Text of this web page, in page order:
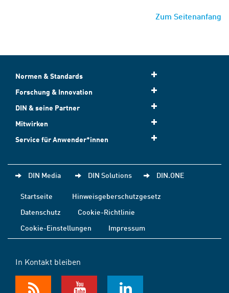
Zum Seitenanfang
Normen & Standards
Forschung & Innovation
DIN & seine Partner
Mitwirken
Service für Anwender*innen
DIN Media DIN Solutions DIN.ONE
Startseite
Hinweisgeberschutzgesetz
Datenschutz
Cookie-Richtlinie
Cookie-Einstellungen
Impressum
In Kontakt bleiben